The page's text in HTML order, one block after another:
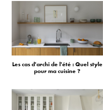
Les cas d'archi de l'été : Quel style
pour ma cuisine ?